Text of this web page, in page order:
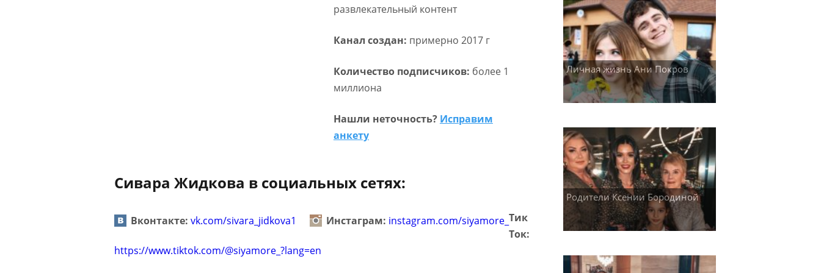
развлекательный контент
Канал создан: примерно 2017 г
Количество подписчиков: более 1
миллиона
Нашли неточность? Исправим
анкету
Сивара Жидкова в социальных сетях:
Вконтакте: vk.com/sivara_jidkova1 Инстаграм: instagram.com/siyamore_ Тик
Ток:
https://www.tiktok.com/@siyamore_?lang=en
Личная жизнь Ани Покров
Родители Ксении Бородиной